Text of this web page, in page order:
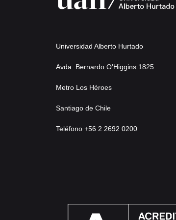
Universidad Alberto Hurtado
Avda. Bernardo O’Higgins 1825
Metro Los Héroes
Santiago de Chile
Teléfono +56 2 2692 0200